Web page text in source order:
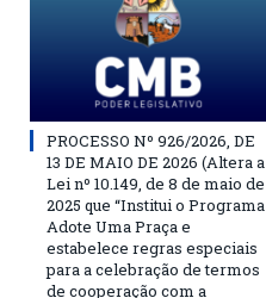
PROCESSO Nº 926/2026, DE
13 DE MAIO DE 2026 (Altera a
Lei nº 10.149, de 8 de maio de
2025 que “Institui o Programa
Adote Uma Praça e
estabelece regras especiais
para a celebração de termos
de cooperação com a